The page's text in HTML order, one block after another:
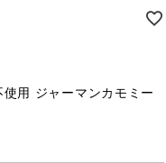
使用 ジャーマンカモミー